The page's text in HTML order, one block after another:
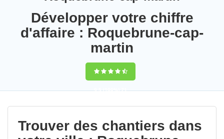
Développer votre chiffre
d'affaire : Roquebrune-cap-
martin
9,5(100%)71
votes
Trouver des chantiers dans